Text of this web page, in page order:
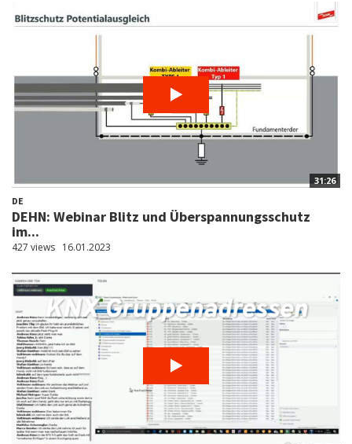
31:26
DE
DEHN: Webinar Blitz und Überspannungsschutz
im...
427 views 16.01.2023